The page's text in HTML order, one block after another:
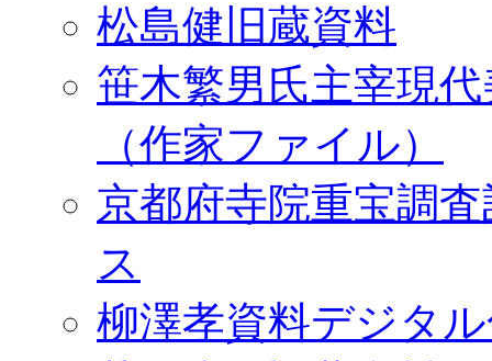
松島健旧蔵資料
笹木繁男氏主宰現
（作家ファイル）
京都府寺院重宝調
ス
柳澤孝資料デジタ